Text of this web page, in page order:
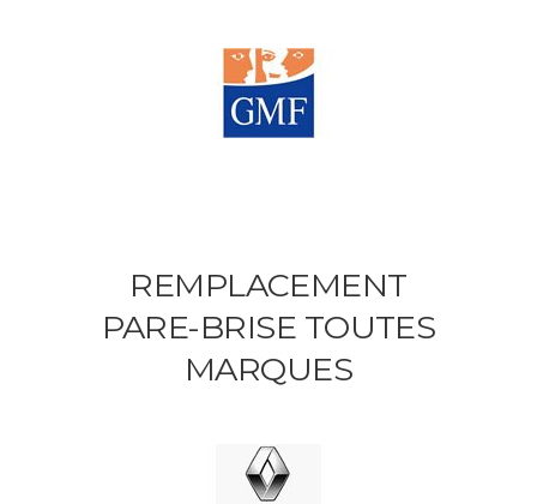
REMPLACEMENT
PARE-BRISE TOUTES
MARQUES